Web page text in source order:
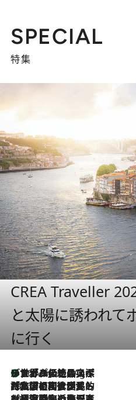
SPECIAL
特集
CREA Traveller
と太陽に誘われて
に行く
46 Minutes Ago
リスボンの絶品スイーツ「パステル・デ・ナタ」とは？ポルトガル伝統の奥深い世界へ
2026.7.27
「私の祖国はポルトガル語です」国民的詩人フェルナンド・ペソアと、彼が愛した文学の街を歩く